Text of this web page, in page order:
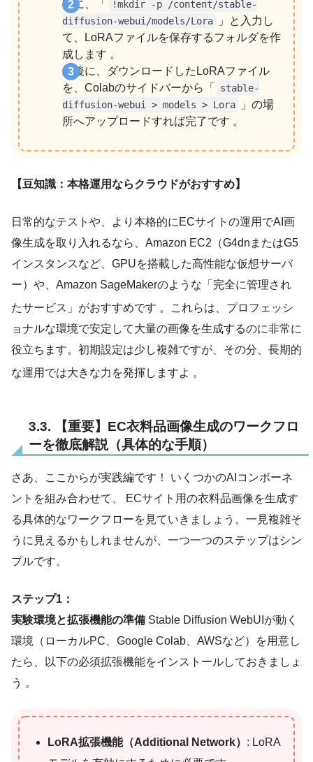
次に、「
!mkdir -p /content/stable-
diffusion-webui/models/Lora
」と入力し
て、LoRAファイルを保存するフォルダを作
成します 。
最後に、ダウンロードしたLoRAファイル
を、Colabのサイドバーから「
stable-
diffusion-webui > models > Lora
」の場
所へアップロードすれば完了です 。
【豆知識：本格運用ならクラウドがおすすめ】
日常的なテストや、より本格的にECサイトの運用でAI画
像生成を取り入れるなら、Amazon EC2（G4dnまたはG5
インスタンスなど、GPUを搭載した高性能な仮想サーバ
ー）や、Amazon SageMakerのような「完全に管理され
たサービス」がおすすめです 。これらは、プロフェッシ
ョナルな環境で安定して大量の画像を生成するのに非常に
役立ちます。初期設定は少し複雑ですが、その分、長期的
な運用では大きな力を発揮しますよ 。
3.3. 【重要】EC衣料品画像生成のワークフロ
ーを徹底解説（具体的な手順）
さあ、ここからが実践編です！ いくつかのAIコンポーネ
ントを組み合わせて、 ECサイト用の衣料品画像を生成す
る具体的なワークフローを見ていきましょう。一見複雑そ
うに見えるかもしれませんが、一つ一つのステップはシン
プルです。
ステップ1：
実験環境と拡張機能の準備 Stable Diffusion WebUIが動く
環境（ローカルPC、Google Colab、AWSなど）を用意し
たら、以下の必須拡張機能をインストールしておきましょ
う 。
LoRA拡張機能（Additional Network） : LoRA